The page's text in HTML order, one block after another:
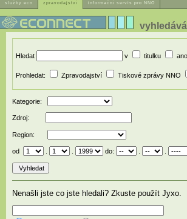
služby ecn zpravodajství informační servis pro NNO
Hledat v titulku
Prohledat: Zpravodajství Tiskové zprávy NNO
Kategorie:
Zdroj:
Region:
od do:
Nenašli jste co jste hledali? Zkuste použít Jyxo.